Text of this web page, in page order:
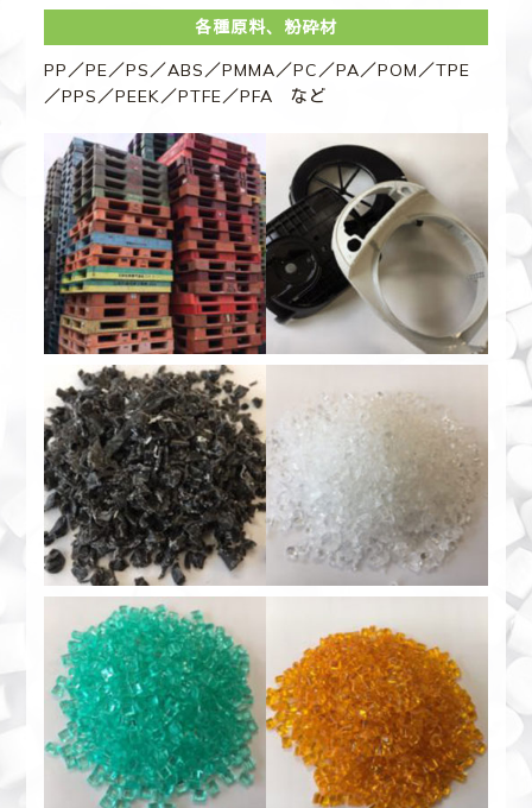
各種原料、粉砕材
PP／PE／PS／ABS／PMMA／PC／PA／POM／TPE
／PPS／PEEK／PTFE／PFA など